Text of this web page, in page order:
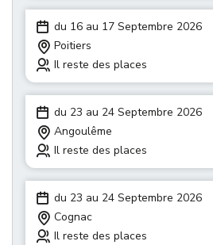
du 16 au 17 Septembre 2026
Poitiers
Il reste des places
du 23 au 24 Septembre 2026
Angoulême
Il reste des places
du 23 au 24 Septembre 2026
Cognac
Il reste des places